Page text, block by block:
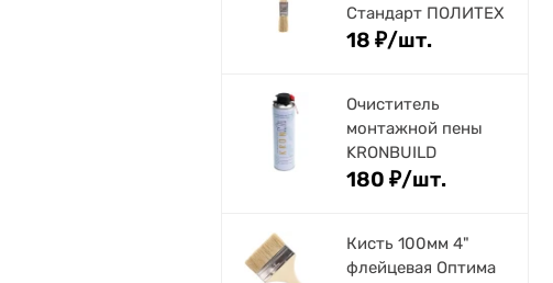
Стандарт ПОЛИТЕХ
18 ₽/шт.
Очиститель
монтажной пены
KRONBUILD
180 ₽/шт.
Кисть 100мм 4"
флейцевая Оптима